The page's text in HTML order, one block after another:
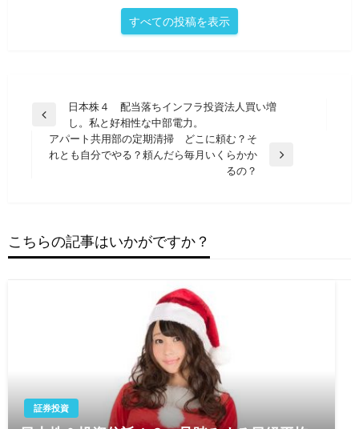
すべての投稿を表示
投
シ
日本株４ 配当落ちインフラ投資法人買い増
し。私と好相性な中部電力。
次
アパート共用部の定期清掃 どこに頼む？そ
れとも自分でやる？頼んだら毎月いくらかか
るの？
こちらの記事はいかがですか？
証券投資